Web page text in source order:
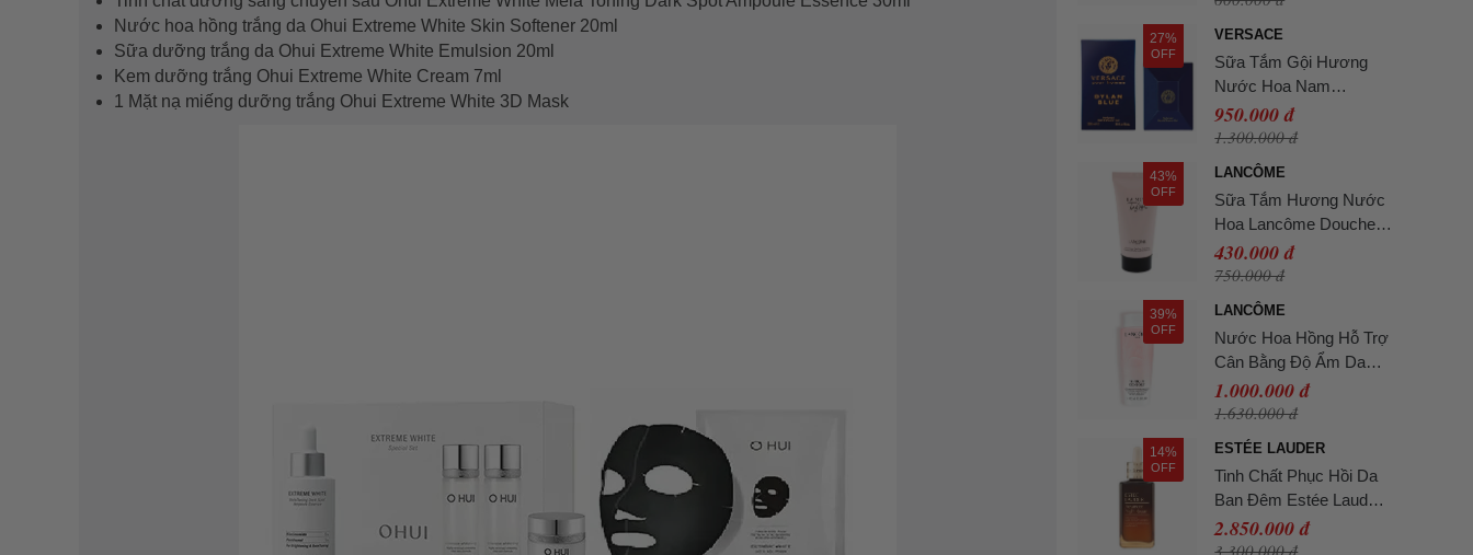
Nước hoa hồng trắng da Ohui Extreme White Skin Softener 20ml
Sữa dưỡng trắng da Ohui Extreme White Emulsion 20ml
Kem dưỡng trắng Ohui Extreme White Cream 7ml
1 Mặt nạ miếng dưỡng trắng Ohui Extreme White 3D Mask
27%
OFF
VERSACE
Sữa Tắm Gội Hương
Nước Hoa Nam
Versace Dylan Blue
Pour Homme Perfumed
250ml
950.000 đ
1.300.000 đ
43%
OFF
LANCÔME
Sữa Tắm Hương Nước
Hoa Lancôme Douche
Parfume Shower Gel
50ml
430.000 đ
750.000 đ
39%
OFF
LANCÔME
Nước Hoa Hồng Hỗ Trợ
Cân Bằng Độ Ẩm Da
Lancôme Tonique
Confort Toner 400ml
1.000.000 đ
1.630.000 đ
14%
OFF
ESTÉE LAUDER
Tinh Chất Phục Hồi Da
Ban Đêm Estée Lauder
Advanced Night Repair
Serum 100ml
2.850.000 đ
3.300.000 đ